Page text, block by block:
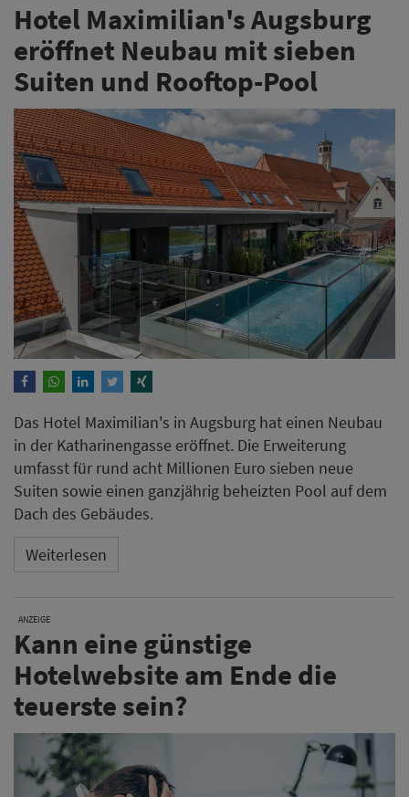
Hotel Maximilian's Augsburg
eröffnet Neubau mit sieben
Suiten und Rooftop-Pool
Das Hotel Maximilian's in Augsburg hat einen Neubau
in der Katharinengasse eröffnet. Die Erweiterung
umfasst für rund acht Millionen Euro sieben neue
Suiten sowie einen ganzjährig beheizten Pool auf dem
Dach des Gebäudes.
Weiterlesen
ANZEIGE
Kann eine günstige
Hotelwebsite am Ende die
teuerste sein?